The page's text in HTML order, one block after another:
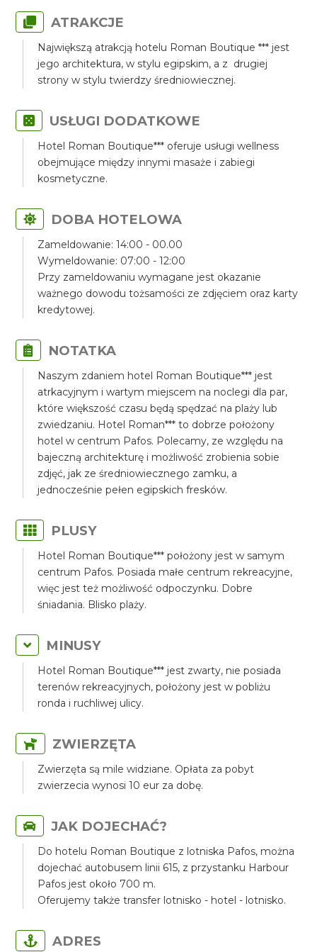
ATRAKCJE
Największą atrakcją hotelu Roman Boutique *** jest
jego architektura, w stylu egipskim, a z drugiej
strony w stylu twierdzy średniowiecznej.
USŁUGI DODATKOWE
Hotel Roman Boutique*** oferuje usługi wellness
obejmujące między innymi masaże i zabiegi
kosmetyczne.
DOBA HOTELOWA
Zameldowanie: 14:00 - 00.00
Wymeldowanie: 07:00 - 12:00
Przy zameldowaniu wymagane jest okazanie
ważnego dowodu tożsamości ze zdjęciem oraz karty
kredytowej.
NOTATKA
Naszym zdaniem hotel Roman Boutique*** jest
atrkacyjnym i wartym miejscem na noclegi dla par,
które większość czasu będą spędzać na plaży lub
zwiedzaniu. Hotel Roman*** to dobrze położony
hotel w centrum Pafos. Polecamy, ze względu na
bajeczną architekturę i możliwość zrobienia sobie
zdjęć, jak ze średniowiecznego zamku, a
jednocześnie pełen egipskich fresków.
PLUSY
Hotel Roman Boutique*** położony jest w samym
centrum Pafos. Posiada małe centrum rekreacyjne,
więc jest też możliwość odpoczynku. Dobre
śniadania. Blisko plaży.
MINUSY
Hotel Roman Boutique*** jest zwarty, nie posiada
terenów rekreacyjnych, położony jest w pobliżu
ronda i ruchliwej ulicy.
ZWIERZĘTA
Zwierzęta są mile widziane. Opłata za pobyt
zwierzecia wynosi 10 eur za dobę.
JAK DOJECHAĆ?
Do hotelu Roman Boutique z lotniska Pafos, można
dojechać autobusem linii 615, z przystanku Harbour
Pafos jest około 700 m.
Oferujemy także transfer lotnisko - hotel - lotnisko.
ADRES